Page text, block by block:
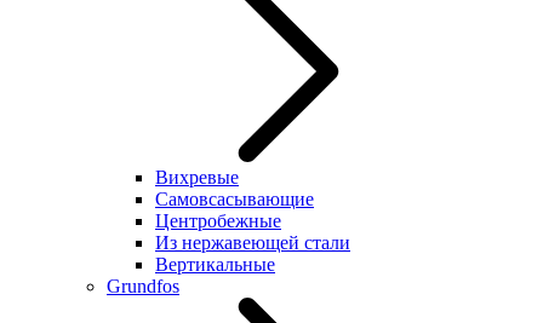
Вихревые
Самовсасывающие
Центробежные
Из нержавеющей стали
Вертикальные
Grundfos